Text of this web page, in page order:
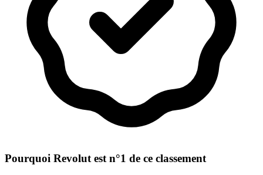
Pourquoi Revolut est n°1 de ce classement